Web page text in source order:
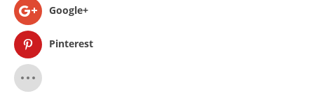
Google+
Pinterest